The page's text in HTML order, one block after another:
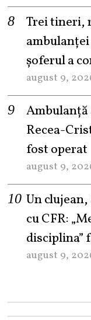
Trei tineri,
șoferul a
august 9,
Ambulanță
Recea-
fost operat
august 9,
Un
cu CFR:
disciplina”
august 9,